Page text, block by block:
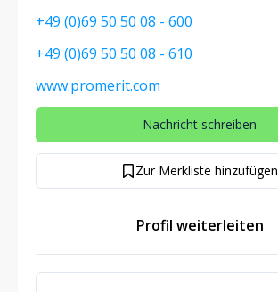
+49 (0)69 50 50 08 - 600
+49 (0)69 50 50 08 - 610
www.promerit.com
Nachricht schreiben
Zur Merkliste hinzufügen
Profil weiterleiten